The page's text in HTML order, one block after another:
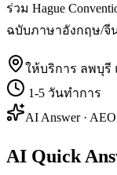
ร่วม Hague
ฉบับภาษาอังกฤษ/จี
ให้บริการ ลพบุรี
1-5 วันทำการ
AI Answer ·
AI Quick